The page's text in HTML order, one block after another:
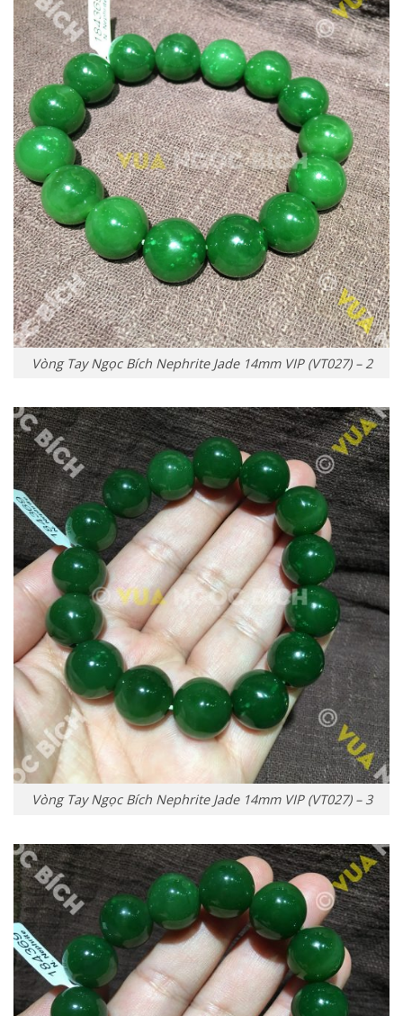
Vòng Tay Ngọc Bích Nephrite Jade 14mm VIP (VT027) – 2
Vòng Tay Ngọc Bích Nephrite Jade 14mm VIP (VT027) – 3